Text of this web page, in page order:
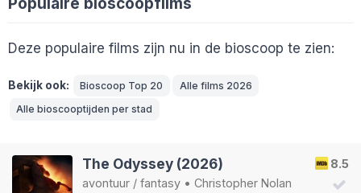
Deze populaire films zijn nu in de bioscoop te zien:
Bekijk ook: Bioscoop Top 20
Alle films 2026
Alle bioscooptijden per stad
8.5
The Odyssey (2026)
avontuur / fantasy • Christopher Nolan